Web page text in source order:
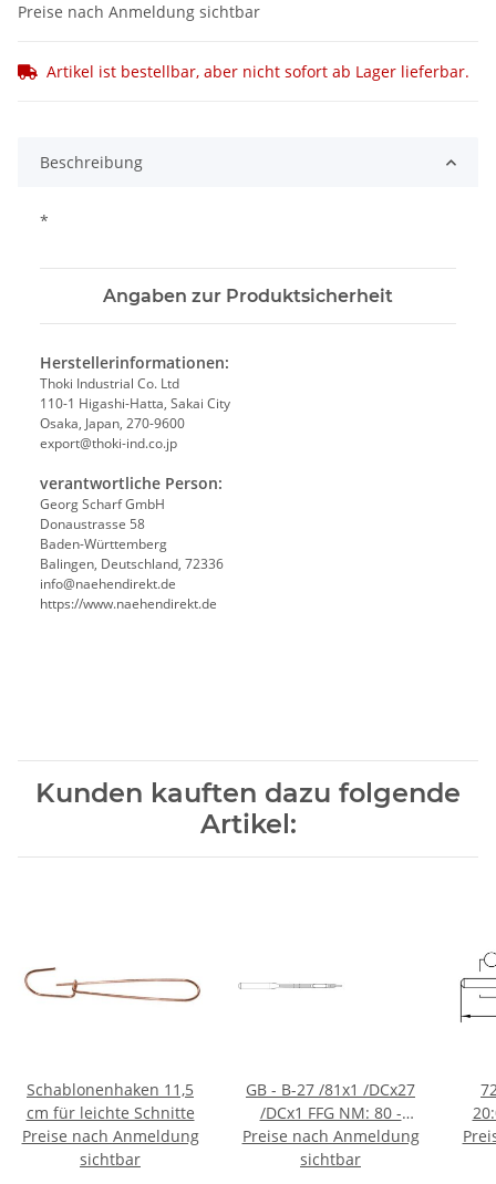
Preise nach Anmeldung sichtbar
Artikel ist bestellbar, aber nicht sofort ab Lager lieferbar.
Beschreibung
*
Angaben zur Produktsicherheit
Herstellerinformationen:
Thoki Industrial Co. Ltd
110-1 Higashi-Hatta, Sakai City
Osaka, Japan, 270-9600
export@thoki-ind.co.jp
verantwortliche Person:
Georg Scharf GmbH
Donaustrasse 58
Baden-Württemberg
Balingen, Deutschland, 72336
info@naehendirekt.de
https://www.naehendirekt.de
Kunden kauften dazu folgende
Artikel:
Schablonenhaken 11,5
cm für leichte Schnitte
Preise nach Anmeldung
sichtbar
GB - B-27 /81x1 /DCx27
/DCx1 FFG NM: 80 -
773912 - Preis per 10
Stück - VE 100 Stück
Preise nach Anmeldung
sichtbar